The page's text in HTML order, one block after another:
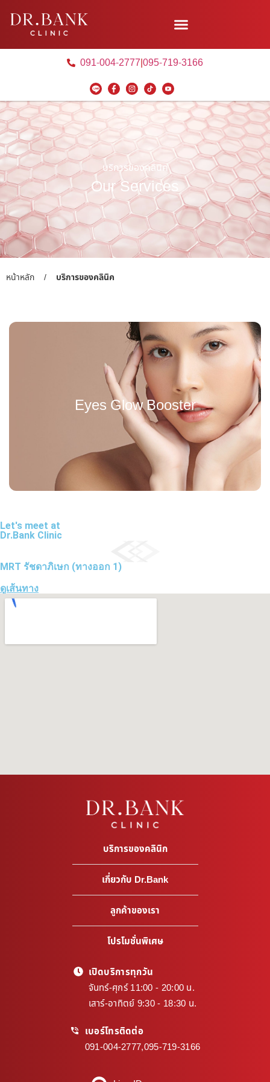
091-004-2777|095-719-3166
บริการของคลินิค
Our Services
หน้าหลัก / บริการของคลินิค
Eyes Glow Booster
Let's meet at
Dr.Bank Clinic
MRT รัชดาภิเษก (ทางออก 1)
ดูเส้นทาง
บริการของคลินิก
เกี่ยวกับ Dr.Bank
ลูกค้าของเรา
โปรโมชั่นพิเศษ
เปิดบริการทุกวัน
จันทร์-ศุกร์ 11:00 - 20:00 น.
เสาร์-อาทิตย์ 9:30 - 18:30 น.
เบอร์โทรติดต่อ
091-004-2777,095-719-3166